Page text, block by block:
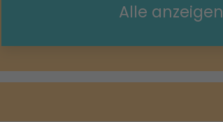
Alle anzeigen